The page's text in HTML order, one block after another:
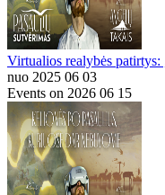
Virtualios realybės patirtys:
nuo 2025 06 03
Events on 2026 06 15